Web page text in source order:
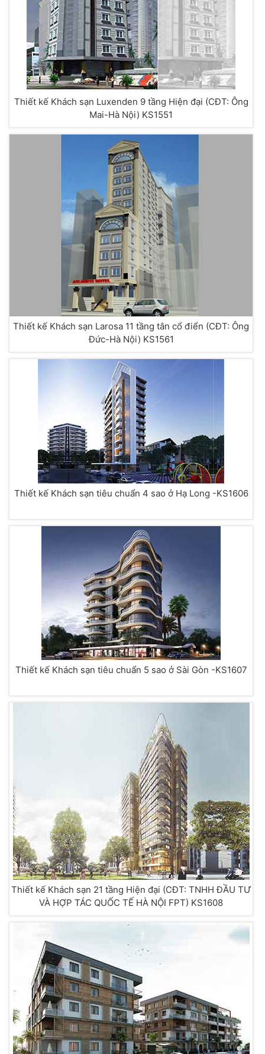
Thiết kế Khách sạn Luxenden 9 tầng Hiện đại (CĐT: Ông
Mai-Hà Nội) KS1551
Thiết kế Khách sạn Larosa 11 tầng tân cổ điển (CĐT: Ông
Đức-Hà Nội) KS1561
Thiết kế Khách sạn tiêu chuẩn 4 sao ở Hạ Long -KS1606
Thiết kế Khách sạn tiêu chuẩn 5 sao ở Sài Gòn -KS1607
Thiết kế Khách sạn 21 tầng Hiện đại (CĐT: TNHH ĐẦU TƯ
VÀ HỢP TÁC QUỐC TẾ HÀ NỘI FPT) KS1608